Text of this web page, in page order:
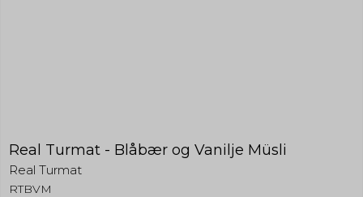
Real Turmat - Blåbær og Vanilje Müsli
Real Turmat
RTBVM